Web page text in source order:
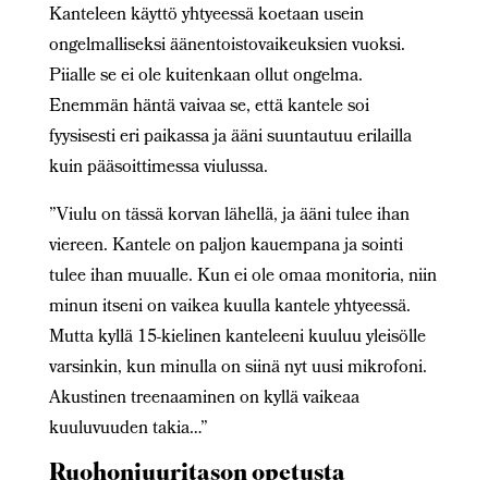
Kanteleen käyttö yhtyeessä koetaan usein
ongelmalliseksi äänentoistovaikeuksien vuoksi.
Piialle se ei ole kuitenkaan ollut ongelma.
Enemmän häntä vaivaa se, että kantele soi
fyysisesti eri paikassa ja ääni suuntautuu erilailla
kuin pääsoittimessa viulussa.
”Viulu on tässä korvan lähellä, ja ääni tulee ihan
viereen. Kantele on paljon kauempana ja sointi
tulee ihan muualle. Kun ei ole omaa monitoria, niin
minun itseni on vaikea kuulla kantele yhtyeessä.
Mutta kyllä 15-kielinen kanteleeni kuuluu yleisölle
varsinkin, kun minulla on siinä nyt uusi mikrofoni.
Akustinen treenaaminen on kyllä vaikeaa
kuuluvuuden takia…”